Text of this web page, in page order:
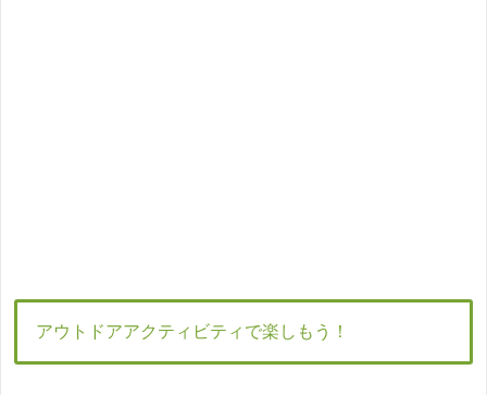
アウトドアアクティビティで楽しもう！